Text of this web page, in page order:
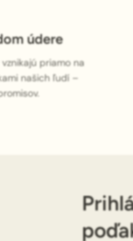
údere
priamo na
našich ľudí –